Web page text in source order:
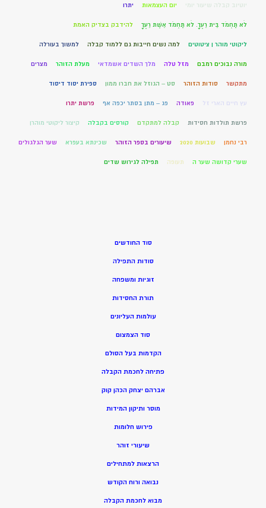
יוטיוב קבלה שיעור יומי יום העצמאות יתרו
לֹא תַחְמֹד בֵּית רֵעֶךָ. לֹא תַחְמֹד אֵשֶׁת רֵעֶךָ להידבק בצדיק האמת
ליקוטי מוהר ן ציטוטים למה נשים חייבות גם ללמוד קבלה למשוך בעורלה
מורה נבוכים רמבם מזל טלה מלך השדים אשמדאי מעלת הזוהר מצרים
מתקשר סודות הזוהר סט – הגוזל את חברו ממון ספירת יסוד דיסוד
עץ חיים הארי זל פאודה פג – מתן בסתר יכפה אף פרשת יתרו
פרשת תולדות חסידות קבלה למתקדם קורסים בקבלה קיצור ליקוטי מוהרן
רבי נחמן שבועות 2020 שיעורים בספר הזוהר שכינתא בעפרא שער הגלגולים
שערי קדושה שער ה תעופה תפילה לגירוש שדים
סוד החודשים
סודות התפילה
זוגיות ומשפחה
תורת החסידות
עולמות העליונים
סוד הצמצום
הקדמות בעל הסולם
פתיחה לחכמת הקבלה
אברהם יצחק הכהן קוק
מוסר ותיקון המידות
פירוש חלומות
שיעורי זוהר
הרצאות למתחילים
נבואה ורוח הקודש
מבוא לחכמת הקבלה